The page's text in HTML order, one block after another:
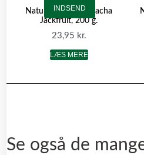
INDSEND
Natures Charm Sriracha
Jackfruit, 200 g.
23,95 kr.
LÆS MERE
Se også de